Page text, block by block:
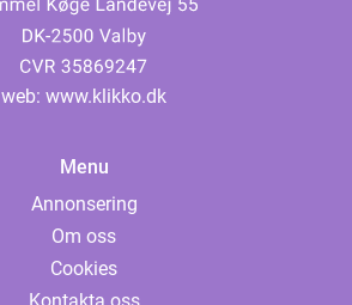
web: www.klikko.dk
Menu
Annonsering
Om oss
Cookies